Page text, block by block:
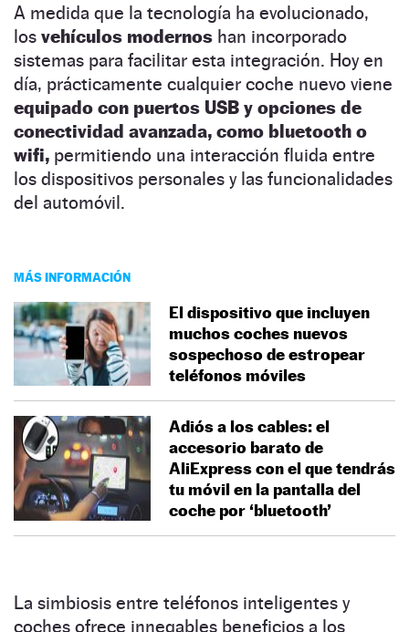
A medida que la tecnología ha evolucionado,
los vehículos modernos han incorporado
sistemas para facilitar esta integración. Hoy en
día, prácticamente cualquier coche nuevo viene
equipado con puertos USB y opciones de
conectividad avanzada, como bluetooth o
wifi, permitiendo una interacción fluida entre
los dispositivos personales y las funcionalidades
del automóvil.
MÁS INFORMACIÓN
El dispositivo que incluyen
muchos coches nuevos
sospechoso de estropear
teléfonos móviles
Adiós a los cables: el
accesorio barato de
AliExpress con el que tendrás
tu móvil en la pantalla del
coche por ‘bluetooth’
La simbiosis entre teléfonos inteligentes y
coches ofrece innegables beneficios a los